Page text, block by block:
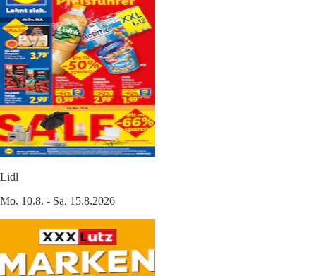
Lidl
Mo. 10.8. - Sa. 15.8.2026